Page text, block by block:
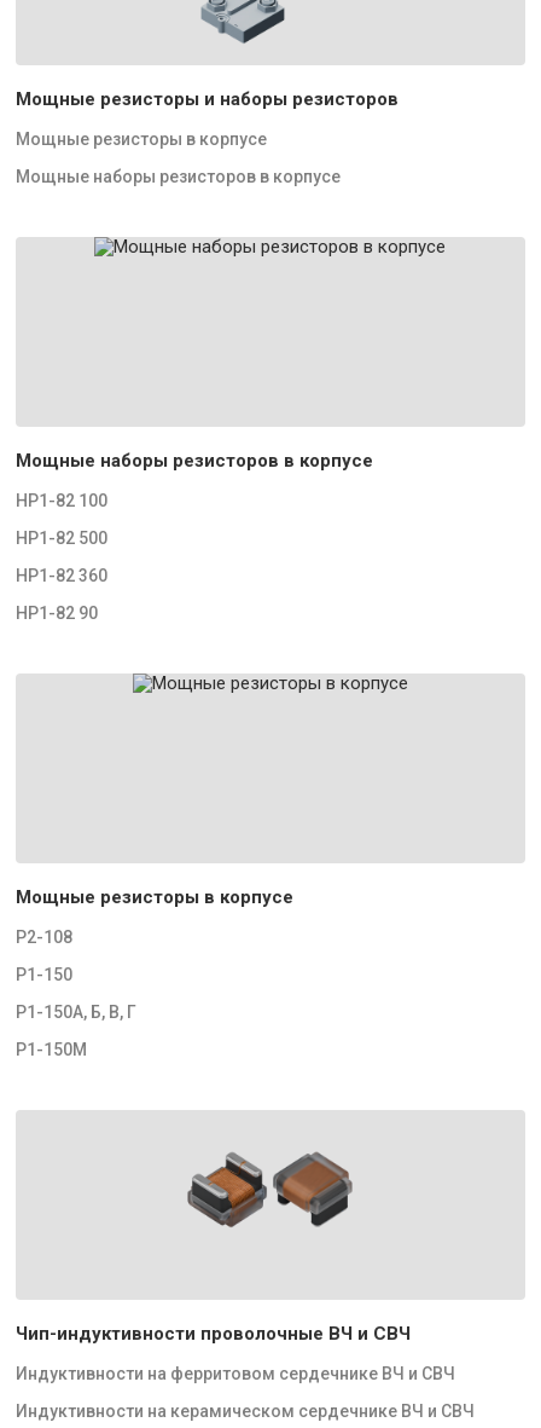
Мощные резисторы и наборы резисторов
Мощные резисторы в корпусе
Мощные наборы резисторов в корпусе
Мощные наборы резисторов в корпусе
НР1-82 100
НР1-82 500
НР1-82 360
НР1-82 90
Мощные резисторы в корпусе
Р2-108
Р1-150
Р1-150А, Б, В, Г
Р1-150М
Чип-индуктивности проволочные ВЧ и СВЧ
Индуктивности на ферритовом сердечнике ВЧ и СВЧ
Индуктивности на керамическом сердечнике ВЧ и СВЧ